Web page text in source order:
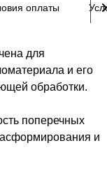
оплаты
для
и его
обработки.
поперечных
и